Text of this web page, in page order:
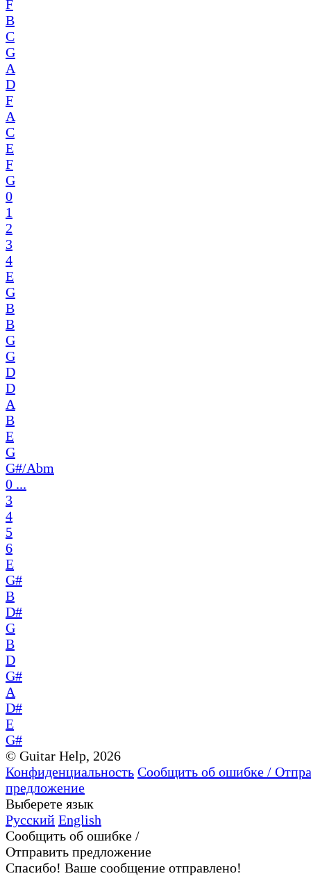
F
B
C
G
A
D
F
A
C
E
F
G
0
1
2
3
4
E
G
B
B
G
G
D
D
A
B
E
G
G#/Abm
0 ...
3
4
5
6
E
G#
B
D#
G
B
D
G#
A
D#
E
G#
© Guitar Help, 2026
Конфиденциальность Сообщить об ошибке /
предложение
Выберете язык
Русский English
Сообщить об ошибке /
Отправить предложение
Спасибо! Ваше сообщение отправлено!